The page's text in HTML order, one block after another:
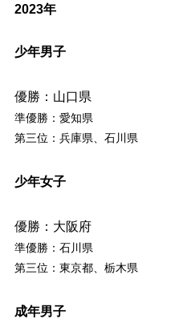
2023年
少年男子
優勝：山口県
準優勝：愛知県
第三位：兵庫県、石川県
少年女子
優勝：大阪府
準優勝：石川県
第三位：東京都、栃木県
成年男子